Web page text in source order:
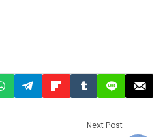
Next Post